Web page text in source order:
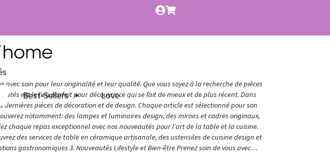
soin pour leur originalité et leur qualité. Que vous soyez à la recherche de pièces
est le lieu parfait pour découvrir ce qui se fait de mieux et de plus récent. Dans
pièces de décoration et de design. Chaque article est sélectionné pour son
notamment: des lampes et luminaires design, des miroirs et cadres originaux,
chaque repas exceptionnel avec nos nouveautés pour l’art de la table et la cuisine.
des services de table en céramique artisanale, des ustensiles de cuisine design et
gastronomiques 3. Nouveautés Lifestyle et Bien-être Prenez soin de vous avec…
Best-Sellers Love